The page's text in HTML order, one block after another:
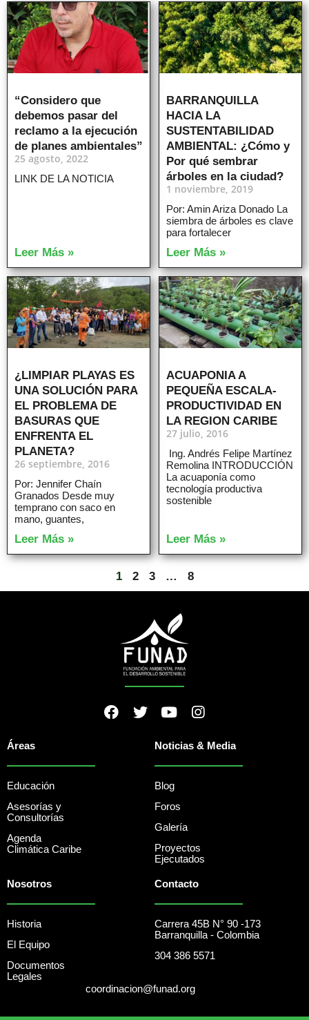
“Considero que
debemos pasar del
reclamo a la ejecución
de planes ambientales”
25 agosto, 2022
LINK DE LA NOTICIA
Leer Más »
BARRANQUILLA
HACIA LA
SUSTENTABILIDAD
AMBIENTAL: ¿Cómo y
Por qué sembrar
árboles en la ciudad?
1 noviembre, 2019
Por: Amin Ariza Donado La
siembra de árboles es clave
para fortalecer
Leer Más »
¿LIMPIAR PLAYAS ES
UNA SOLUCIÓN PARA
EL PROBLEMA DE
BASURAS QUE
ENFRENTA EL
PLANETA?
26 septiembre, 2016
Por: Jennifer Chaín
Granados Desde muy
temprano con saco en
mano, guantes,
Leer Más »
ACUAPONIA A
PEQUEÑA ESCALA-
PRODUCTIVIDAD EN
LA REGION CARIBE
27 julio, 2016
Ing. Andrés Felipe Martínez
Remolina INTRODUCCIÓN
La acuaponía como
tecnología productiva
sostenible
Leer Más »
1 2 3 … 8
Áreas
Educación
Asesorías y
Consultorías
Agenda
Climática Caribe
Noticias & Media
Blog
Foros
Galería
Proyectos
Ejecutados
Nosotros
Historia
El Equipo
Documentos
Legales
Contacto
Carrera 45B N° 90 -173
Barranquilla - Colombia
304 386 5571
coordinacion@funad.org